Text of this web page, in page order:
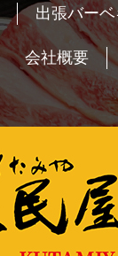
出張バー
会社概要